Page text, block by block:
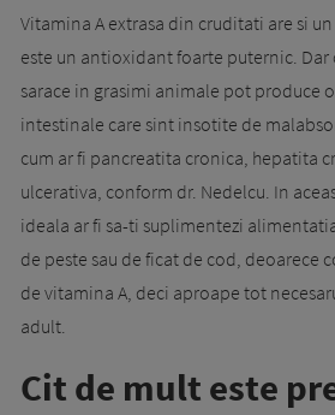
Vitamina A extrasa din cruditati are si
este un antioxidant foarte puternic. Dar
sarace in grasimi animale pot produce
intestinale care sint insotite de
cum ar fi pancreatita cronica, hepatita
ulcerativa, conform dr. Nedelcu. In
ideala ar fi sa-ti suplimentezi
de peste sau de ficat de cod, deoarece
de vitamina A, deci aproape tot
adult.
Cit de mult este